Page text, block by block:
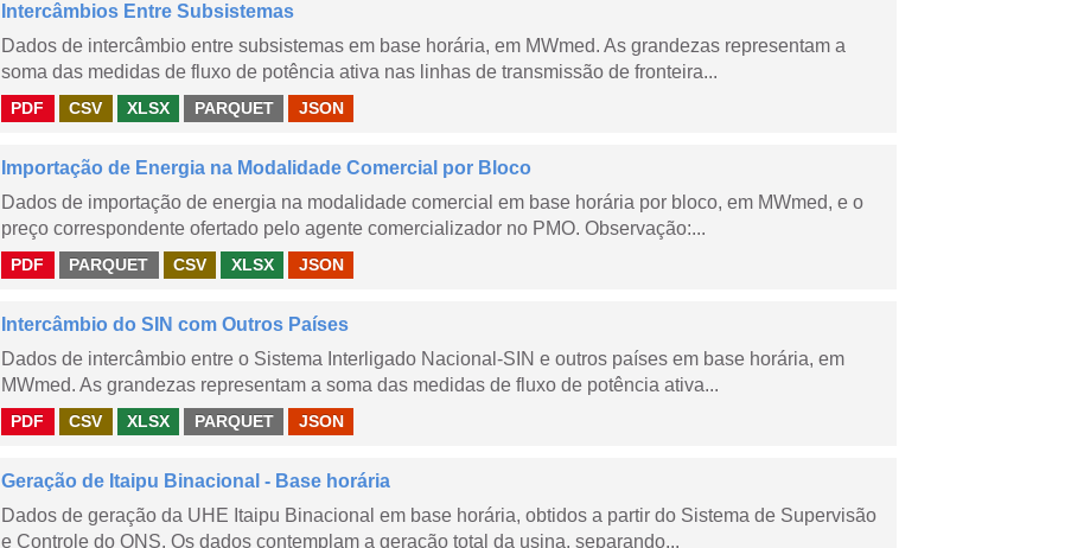
Intercâmbios Entre Subsistemas
Dados de intercâmbio entre subsistemas em base horária, em MWmed. As grandezas representam a
soma das medidas de fluxo de potência ativa nas linhas de transmissão de fronteira...
PDF CSV XLSX PARQUET JSON
Importação de Energia na Modalidade Comercial por Bloco
Dados de importação de energia na modalidade comercial em base horária por bloco, em MWmed, e o
preço correspondente ofertado pelo agente comercializador no PMO. Observação:...
PDF PARQUET CSV XLSX JSON
Intercâmbio do SIN com Outros Países
Dados de intercâmbio entre o Sistema Interligado Nacional-SIN e outros países em base horária, em
MWmed. As grandezas representam a soma das medidas de fluxo de potência ativa...
PDF CSV XLSX PARQUET JSON
Geração de Itaipu Binacional - Base horária
Dados de geração da UHE Itaipu Binacional em base horária, obtidos a partir do Sistema de Supervisão
e Controle do ONS. Os dados contemplam a geração total da usina, separando...